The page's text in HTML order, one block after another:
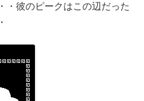
・彼のピークはこの辺だった